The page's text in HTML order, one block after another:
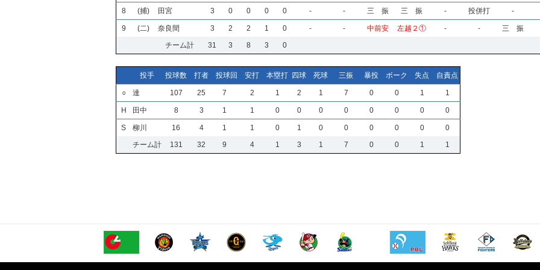
8 (捕) 田宮 3 0 0 0 0 - - 三 振 三 振 - 投併打 -
9 (二) 奈良間 3 2 2 1 0 - - 中前安 左越２① - -
三 振
チーム計
31 3 8 3 0
投手 投球数 打者 投球回 安打 本塁打 四球 死球 三振 暴投 ボーク 失点 自責点
○ 達 107 25 7 2 1 2 1 7 0 0 1 1
H 田中 8 3 1 1 0 0 0 0 0 0 0 0
S 柳川 16 4 1 1 0 1 0 0 0 0 0
0
チーム計
131 32 9 4 1 3 1 7 0 0 1 1